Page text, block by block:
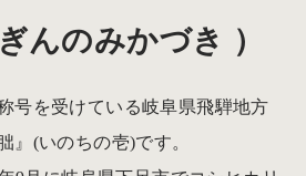
んのみかづき ）
号を受けている岐阜県飛騨地方
』(いのちの壱)です。